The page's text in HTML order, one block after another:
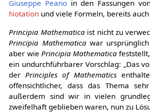
Giuseppe Peano in den Fassungen
Notation und viele Formeln, bereits
Principia Mathematicaist nicht zu
Principia Mathematicawar ursprünglich
aber wie Principia Mathematica
ein undurchführbarer Vorschlag: „Das
der Principles of Mathematics
offensichtlicher, dass das Thema
außerdem sind wir in vielen
zweifelhaft geblieben waren, nun zu